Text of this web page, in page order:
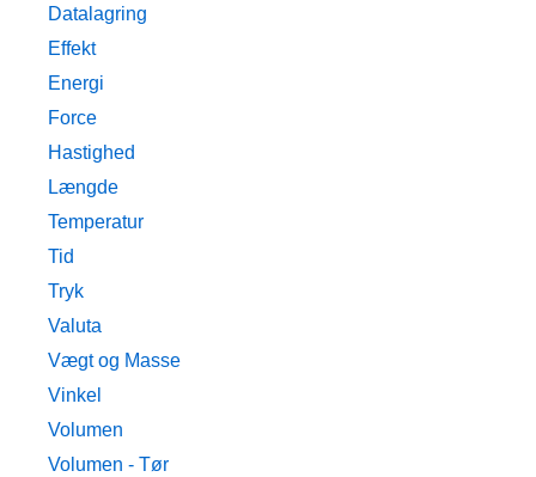
Datalagring
Effekt
Energi
Force
Hastighed
Længde
Temperatur
Tid
Tryk
Valuta
Vægt og Masse
Vinkel
Volumen
Volumen - Tør